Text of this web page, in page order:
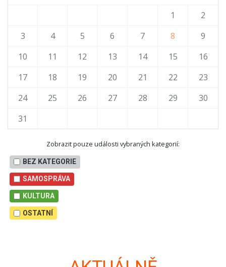
1
2
3
4 5 6 7 8
9
10
11 12 13 14 15
16
17
18 19 20 21 22
23
24
25 26 27 28 29
30
31
Zobrazit pouze události vybraných kategorií:
BEZ KATEGORIE
SAMOSPRÁVA
KULTURA
OSTATNÍ